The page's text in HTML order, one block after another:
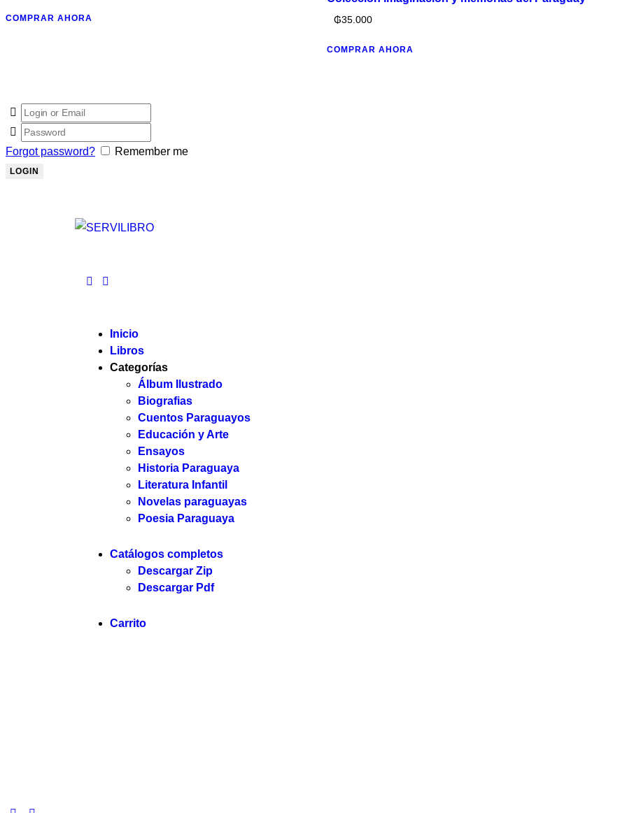
COMPRAR AHORA ₲35.000
COMPRAR AHORA
Forgot password? Remember me
Inicio
Libros
Categorías
Álbum Ilustrado
Biografias
Cuentos Paraguayos
Educación y Arte
Ensayos
Historia Paraguaya
Literatura Infantil
Novelas paraguayas
Poesia Paraguaya
Catálogos completos
Descargar Zip
Descargar Pdf
Carrito